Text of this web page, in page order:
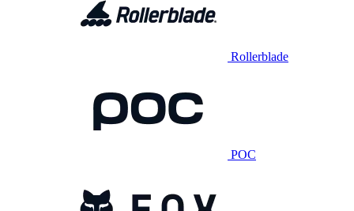
Rollerblade
POC